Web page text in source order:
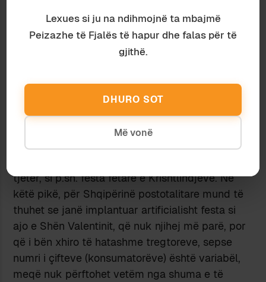
Nga pikëpamja ekonomikeende nuk e kam
fokusuar mirë. Dhuratat e gabuara e dëmtojnë
apo e ndihmojnë ekonominë e tregut? Nga një
mund të deponojë pozitivisht për nxitjen e
ekonomisë, nga tjetra sikur e frenojnë meqë
pritja për ta ricikluar pezullon edhe shitblerjet.
Gjithsesi, vetë procesi i dhurimit e ndihmon
ekonominë, gjë që shpjegon edhe
tjetër, si p.sh. festa fetare e Krishtlindjeve. Në
këtë pikë, për Shqipërinë postotalitare mund të
thuhet se janë implantuar artificialisht festa si
ajo e Shën Valentinit, që nuk njihej më parë, por
që i bën xhiro të hatashme tregtoreve, sepse
numri i çifteve (konsumatorëve) është variabël,
meqë nuk përftohet vetëm nga shuma e të
Lexues si ju na ndihmojnë ta mbajmë
Peizazhe të Fjalës të hapur dhe falas për të
gjithë.
DHURO SOT
Më vonë